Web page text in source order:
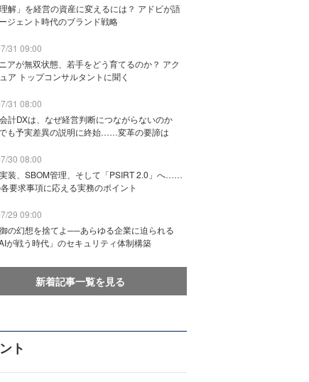
理解」を経営の資産に変えるには？ アドビが語
ジェント時代のブランド戦略
31 09:00
アが無双状態、若手をどう育てるのか？ アク
ア トップコンサルタントに聞く
31 08:00
計DXは、なぜ経営判断につながらないのか
も予実差異の説明に終始……変革の要諦は
30 08:00
装、SBOM管理、そして「PSIRT 2.0」へ……
要求事項に応える実務のポイント
29 09:00
の幻想を捨てよ──あらゆる企業に迫られる
AIが戦う時代」のセキュリティ体制構築
新着記事一覧を見る
ト